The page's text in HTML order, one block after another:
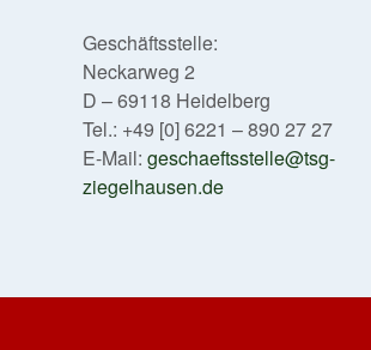
Geschäftsstelle:
Neckarweg 2
D – 69118 Heidelberg
Tel.: +49 [0] 6221 – 890 27 27
E-Mail:geschaeftsstelle@tsg-
ziegelhausen.de